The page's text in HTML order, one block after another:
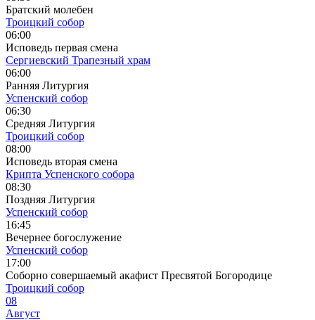
Братский молебен
Троицкий собор
06:00
Исповедь первая смена
Сергиевский Трапезный храм
06:00
Ранняя Литургия
Успенский собор
06:30
Средняя Литургия
Троицкий собор
08:00
Исповедь вторая смена
Крипта Успенского собора
08:30
Поздняя Литургия
Успенский собор
16:45
Вечернее богослужение
Успенский собор
17:00
Соборно совершаемый акафист Пресвятой Богородице
Троицкий собор
08
Август